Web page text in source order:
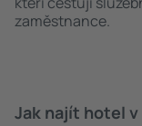
zaměstnance.
Jak najít hotel v